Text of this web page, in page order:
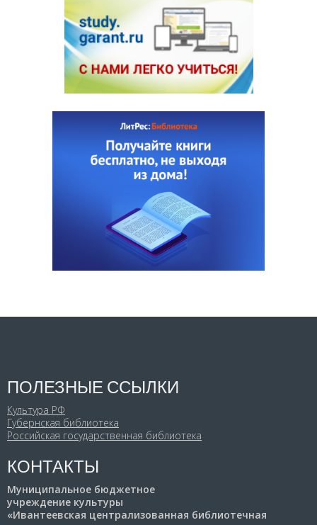
ПОЛЕЗНЫЕ ССЫЛКИ
Культура РФ
Губернская библиотека
Российская государственная библиотека
КОНТАКТЫ
Муниципальное бюджетное
учреждение культуры
«Ивантеевская централизованная библиотечная